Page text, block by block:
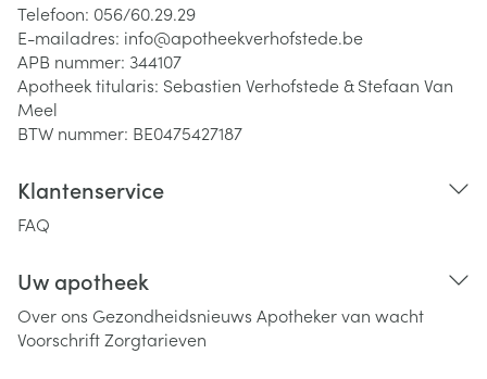
Telefoon: 056/60.29.29
E-mailadres: info@apotheekverhofstede.be
APB nummer: 344107
Apotheek titularis: Sebastien Verhofstede & Stefaan Van
Meel
BTW nummer: BE0475427187
Klantenservice
FAQ
Uw apotheek
Over ons Gezondheidsnieuws Apotheker van wacht
VoorschriftZorgtarieven